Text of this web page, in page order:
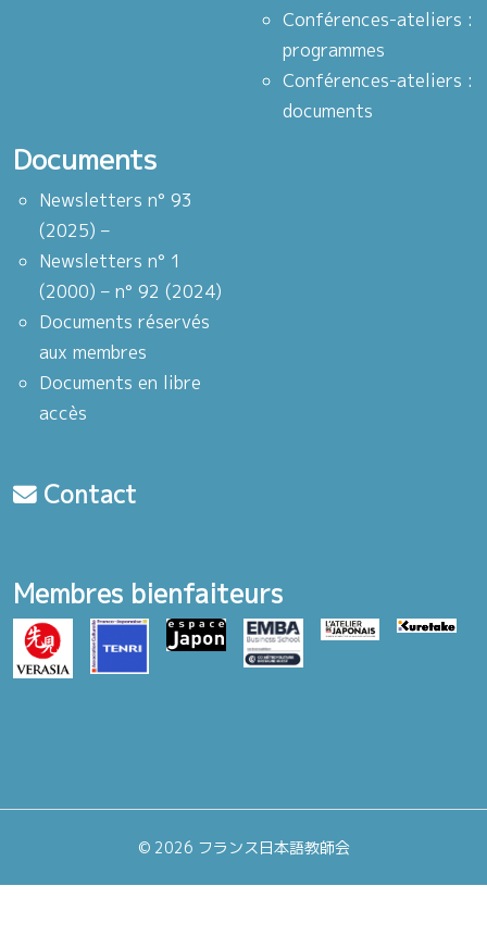
Conférences-ateliers :
programmes
Conférences-ateliers :
documents
Documents
Newsletters n° 93
(2025) –
Newsletters n° 1
(2000) – n° 92 (2024)
Documents réservés
aux membres
Documents en libre
accès
Contact
Membres bienfaiteurs
©2026 フランス日本語教師会